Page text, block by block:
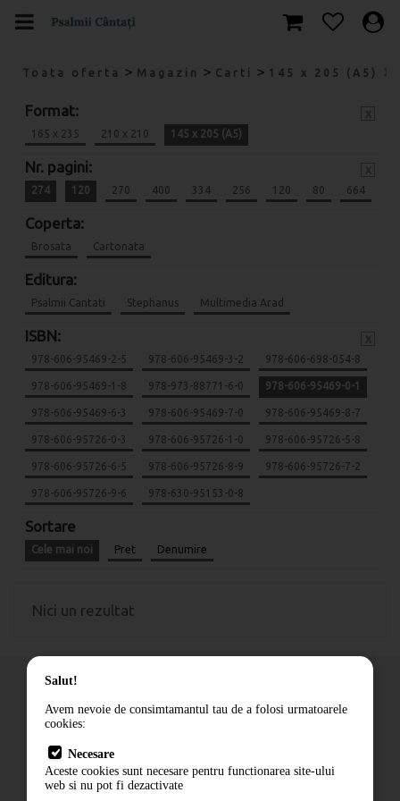
Toata oferta > Magazin > Carti > 145 x 205 (A5)
Format:
165 x 235 210 x 210 145 x 205 (A5)
Nr. pagini:
274 120 270 400 334 256 120 80 664
Coperta:
Brosata Cartonata
Editura:
Psalmii Cantati Stephanus Multimedia Arad
ISBN:
978-606-95469-2-5 978-606-95469-3-2 978-606-698-054-8
978-606-95469-1-8 978-973-88771-6-0 978-606-95469-0-1
978-606-95469-6-3 978-606-95469-7-0 978-606-95469-8-7
978-606-95726-0-3 978-606-95726-1-0 978-606-95726-5-8
978-606-95726-6-5 978-606-95726-8-9 978-606-95726-7-2
978-606-95726-9-6 978-630-95153-0-8
Sortare
Cele mai noi Pret Denumire
Nici un rezultat
Cum comand
Livrare
Contact
Salut!
Avem nevoie de consimtamantul tau de a folosi urmatoarele
cookies:
Necesare
Aceste cookies sunt necesare pentru functionarea site-ului
web si nu pot fi dezactivate